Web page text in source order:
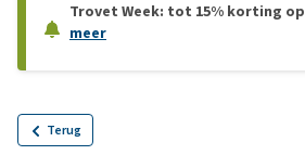
Trovet Week: tot 15% korting
meer
Terug